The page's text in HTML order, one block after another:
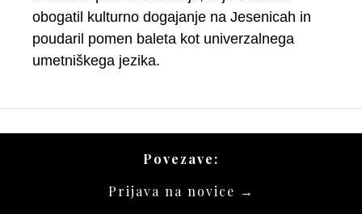
obogatil kulturno dogajanje na Jesenicah in
poudaril pomen baleta kot univerzalnega
umetniškega jezika.
Povezave:
Prijava na novice →